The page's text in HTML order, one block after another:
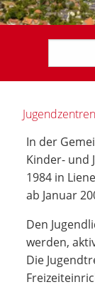
Jugendzentren
In der
Kinder- und
1984 in
ab Januar
Den
werden,
Die